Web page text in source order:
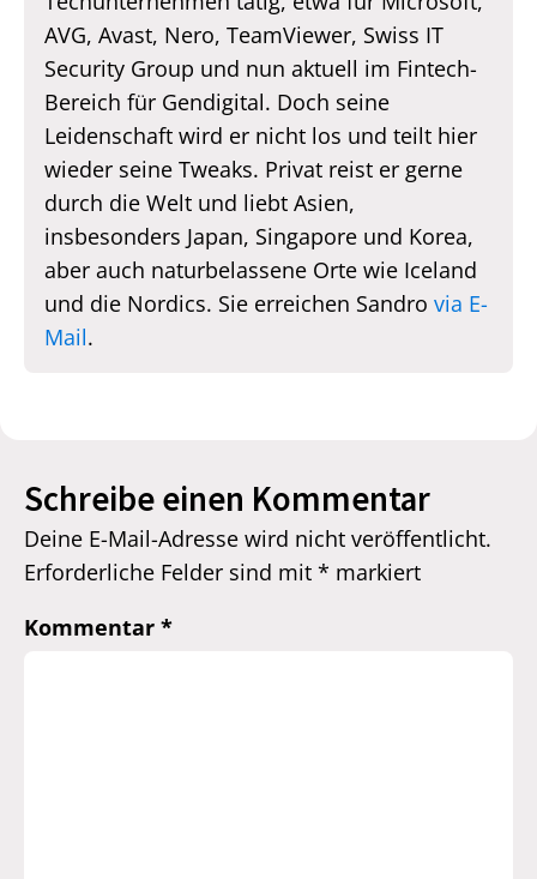
AVG, Avast, Nero, TeamViewer, Swiss IT
Security Group und nun aktuell im Fintech-
Bereich für Gendigital. Doch seine
Leidenschaft wird er nicht los und teilt hier
wieder seine Tweaks. Privat reist er gerne
durch die Welt und liebt Asien,
insbesonders Japan, Singapore und Korea,
aber auch naturbelassene Orte wie Iceland
und die Nordics. Sie erreichen Sandro via E-
Mail.
Schreibe einen Kommentar
Deine E-Mail-Adresse wird nicht veröffentlicht.
Erforderliche Felder sind mit * markiert
Kommentar *